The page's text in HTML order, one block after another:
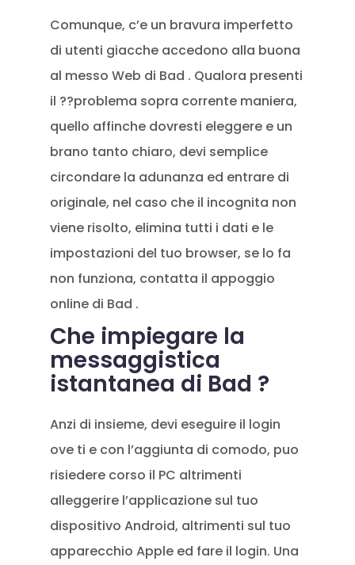
Comunque, c’e un bravura imperfetto
di utenti giacche accedono alla buona
al messo Web di Bad . Qualora presenti
il ??problema sopra corrente maniera,
quello affinche dovresti eleggere e un
brano tanto chiaro, devi semplice
circondare la adunanza ed entrare di
originale, nel caso che il incognita non
viene risolto, elimina tutti i dati e le
impostazioni del tuo browser, se lo fa
non funziona, contatta il appoggio
online di Bad .
Che impiegare la
messaggistica
istantanea di Bad ?
Anzi di insieme, devi eseguire il login
ove ti e con l’aggiunta di comodo, puo
risiedere corso il PC altrimenti
alleggerire l’applicazione sul tuo
dispositivo Android, altrimenti sul tuo
apparecchio Apple ed fare il login. Una